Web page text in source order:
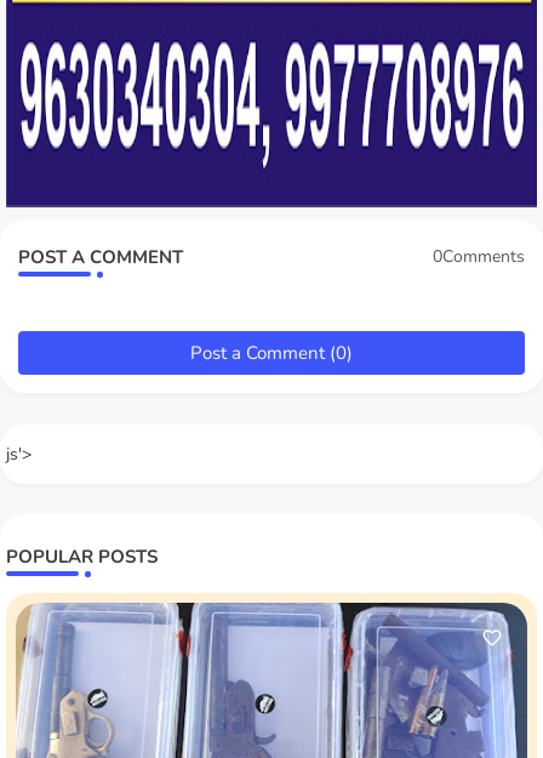
POST A COMMENT 0Comments
Post a Comment (0)
js'>
POPULAR POSTS